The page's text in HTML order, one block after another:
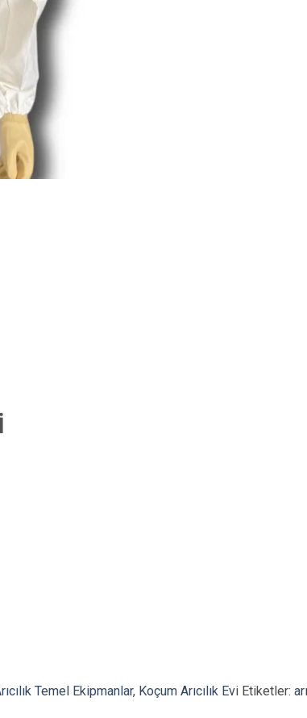
Temel Ekipmanlar, Koçum Arıcılık Evi Etiketler: